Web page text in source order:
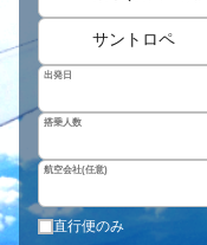
サントロペ
出発日
搭乗人数
航空会社(任意)
直行便のみ